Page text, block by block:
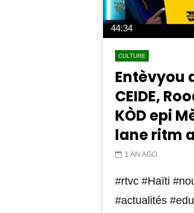
44:34
CULTURE
Entèvyou
CEIDE,
KÒD epi
lane ritm
1 AN AGO
#rtvc #Haïti
#actualités